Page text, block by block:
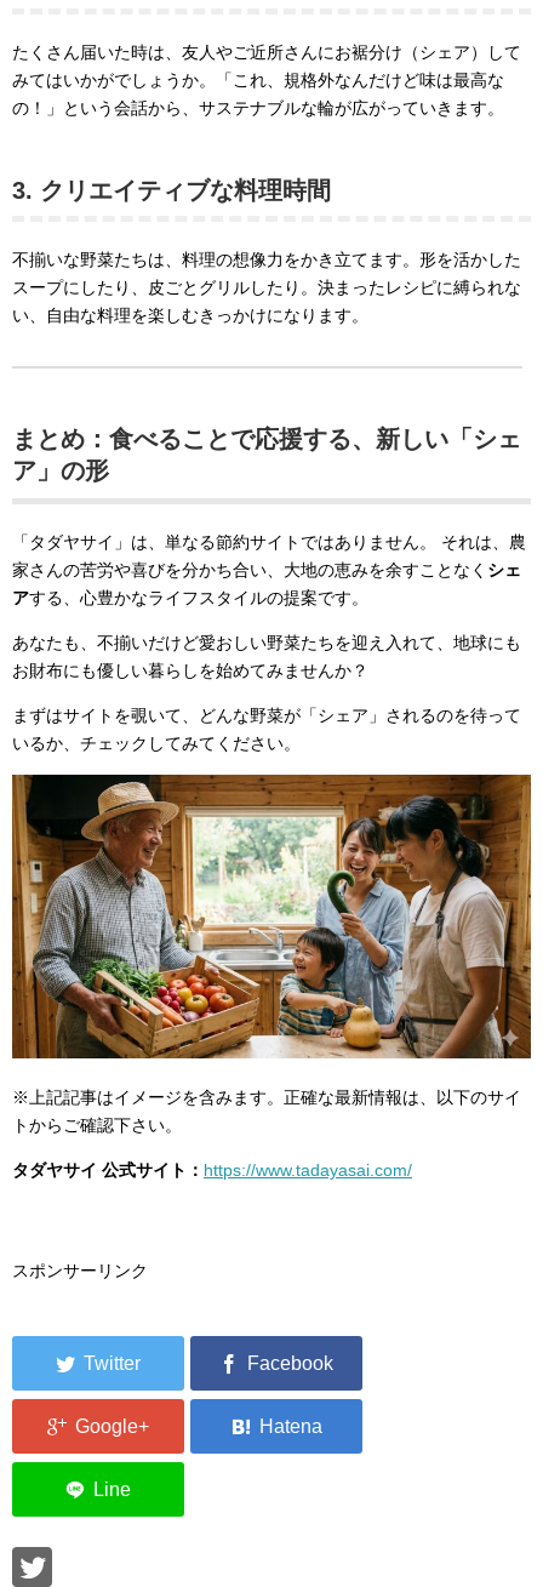
たくさん届いた時は、友人やご近所さんにお裾分け（シェア）して
みてはいかがでしょうか。「これ、規格外なんだけど味は最高な
の！」という会話から、サステナブルな輪が広がっていきます。
3. クリエイティブな料理時間
不揃いな野菜たちは、料理の想像力をかき立てます。形を活かした
スープにしたり、皮ごとグリルしたり。決まったレシピに縛られな
い、自由な料理を楽しむきっかけになります。
まとめ：食べることで応援する、新しい「シェ
ア」の形
「タダヤサイ」は、単なる節約サイトではありません。 それは、農
家さんの苦労や喜びを分かち合い、大地の恵みを余すことなく シェ
アする、心豊かなライフスタイルの提案です。
あなたも、不揃いだけど愛おしい野菜たちを迎え入れて、地球にも
お財布にも優しい暮らしを始めてみませんか？
まずはサイトを覗いて、どんな野菜が「シェア」されるのを待って
いるか、チェックしてみてください。
※上記記事はイメージを含みます。正確な最新情報は、以下のサイ
トからご確認下さい。
タダヤサイ 公式サイト： https://www.tadayasai.com/
スポンサーリンク